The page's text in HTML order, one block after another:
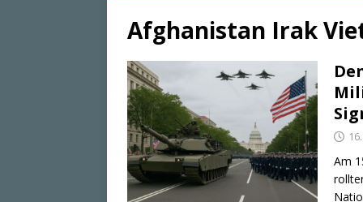
Afghanistan Irak
Am